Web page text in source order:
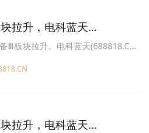
拉升，电科蓝天
Ⅲ板块拉升。电科蓝天(688818.CN)
98.03元，航天电子(600879.CN)涨
涨2.42%报24.09元，新余
拉升，电科蓝天